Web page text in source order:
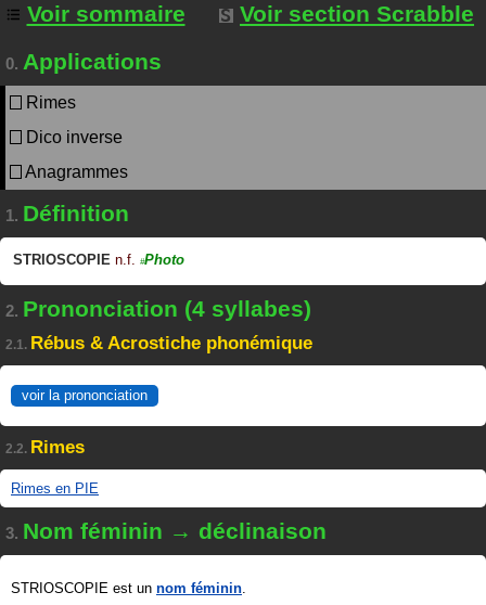
Voir sommaire
Voir section Scrabble
0. Applications
Rimes
Dico inverse
Anagrammes
1. Définition
STRIOSCOPIE n.f. #Photo
2. Prononciation (4 syllabes)
2.1. Rébus & Acrostiche phonémique
voir la prononciation
2.2. Rimes
Rimes en PIE
3. Nom féminin → déclinaison
STRIOSCOPIE est un nom féminin.